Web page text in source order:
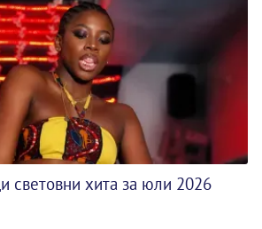
световни хита за юли 2026